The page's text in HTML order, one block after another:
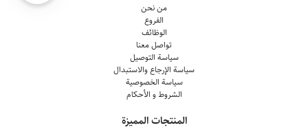
من نحن
الفروع
الوظائف
تواصل معنا
سياسة التوصيل
سياسة الإرجاع والاستبدال
سياسة الخصوصية
الشروط و الأحكام
المنتجات المميزة